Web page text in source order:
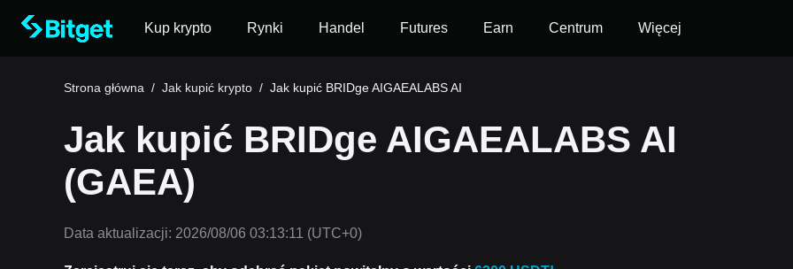
Kup krypto Rynki Handel Futures Earn Centrum Więcej
Strona główna / Jak kupić krypto / Jak kupić BRIDge AIGAEALABS AI
Jak kupić BRIDge AIGAEALABS AI
(GAEA)
Data aktualizacji: 2026/08/06 03:13:11 (UTC+0)